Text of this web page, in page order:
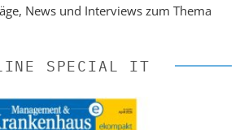
News und Interviews zum Thema
SPECIAL IT